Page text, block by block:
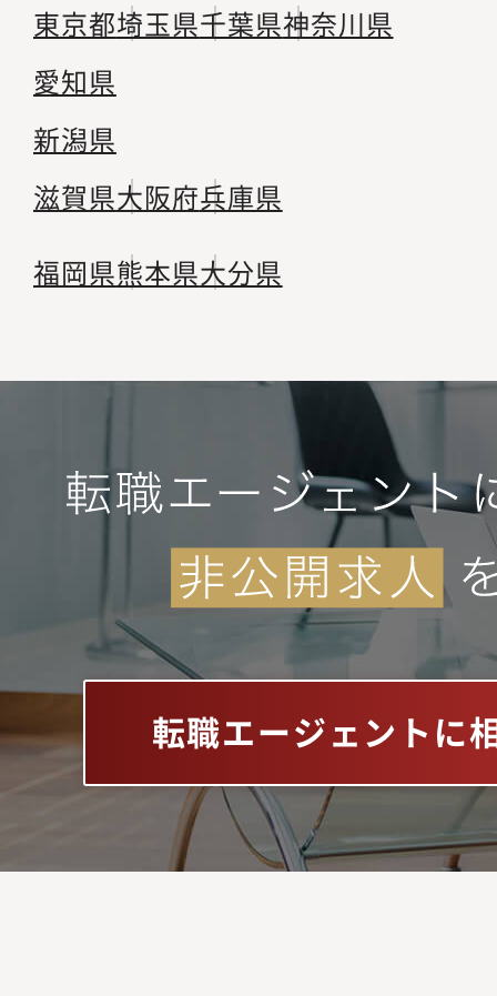
東京都埼玉県千葉県神奈川県
愛知県
新潟県
滋賀県大阪府兵庫県
福岡県熊本県大分県
転職エージェントに